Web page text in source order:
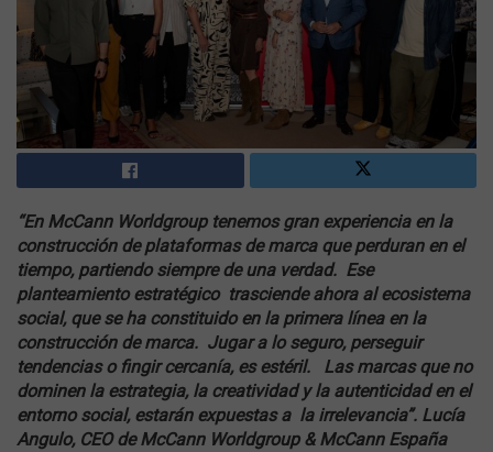
“En McCann Worldgroup tenemos gran experiencia en la
construcción de plataformas de marca que perduran en el
tiempo, partiendo siempre de una verdad. Ese
planteamiento estratégico trasciende ahora al ecosistema
social, que se ha constituido en la primera línea en la
construcción de marca. Jugar a lo seguro, perseguir
tendencias o fingir cercanía, es estéril. Las marcas que no
dominen la estrategia, la creatividad y la autenticidad en el
entorno social, estarán expuestas a la irrelevancia”. Lucía
Angulo, CEO de McCann Worldgroup & McCann España